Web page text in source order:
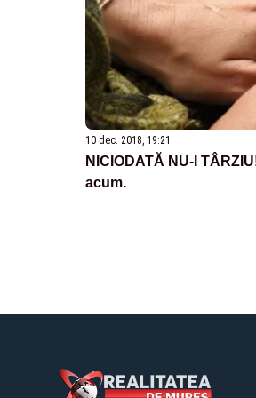
10 dec. 2018, 19:21
NICIODATĂ NU-I
acum.